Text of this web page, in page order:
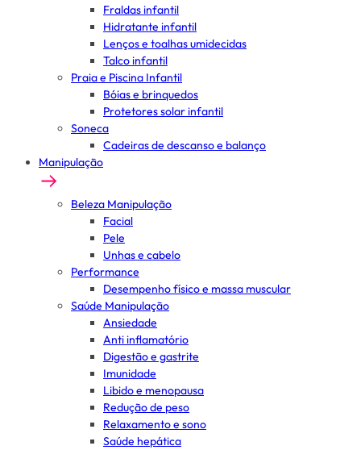
Fraldas infantil
Hidratante infantil
Lenços e toalhas umidecidas
Talco infantil
Praia e Piscina Infantil
Bóias e brinquedos
Protetores solar infantil
Soneca
Cadeiras de descanso e balanço
Manipulação
Beleza Manipulação
Facial
Pele
Unhas e cabelo
Performance
Desempenho físico e massa muscular
Saúde Manipulação
Ansiedade
Anti inflamatório
Digestão e gastrite
Imunidade
Libido e menopausa
Redução de peso
Relaxamento e sono
Saúde hepática